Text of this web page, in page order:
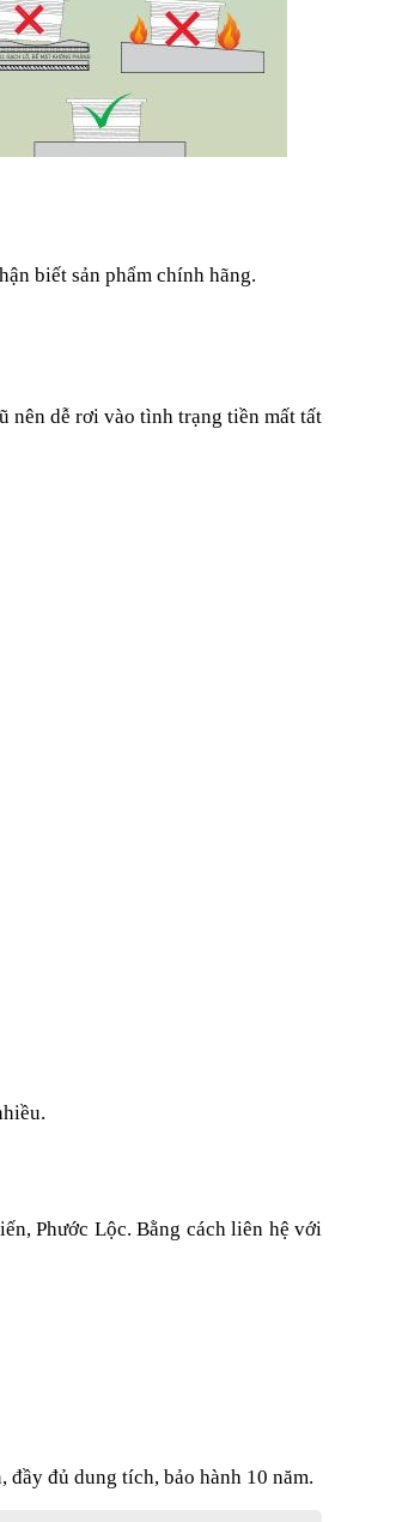
biết sản phẩm chính hãng.
nên dễ rơi vào tình trạng tiền mất tất
Phước Lộc. Bằng cách liên hệ với
đủ dung tích, bảo hành 10 năm.